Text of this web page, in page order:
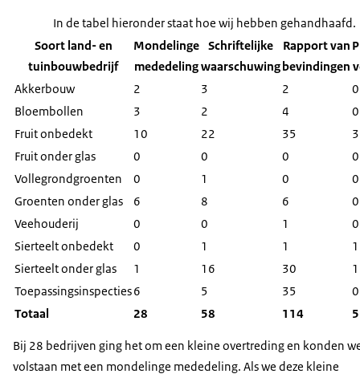
In de tabel hieronder staat hoe wij hebben gehandhaafd.
Soort land- en
tuinbouwbedrijf
Mondelinge
mededeling
Schriftelijke
waarschuwing
Rapport van
bevindingen
Akkerbouw
2 3 2
0
Bloembollen
3 2 4
0
Fruit onbedekt
10 22 35
3
Fruit onder glas
0 0 0
0
Vollegrondgroenten
0 1 0
0
Groenten onder glas
6 8 6
0
Veehouderij
0 0 1
0
Sierteelt onbedekt
0 1 1
1
Sierteelt onder glas
1 16 30
1
Toepassingsinspecties6 5 35
0
Totaal
28 58 114 5
Bij 28 bedrijven ging het om een kleine overtreding en konden
volstaan met een mondelinge mededeling. Als we deze kleine